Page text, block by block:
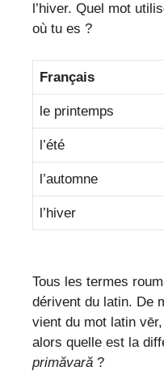
l’hiver. Quel mot
où tu es ?
Français
le printemps
l’été
l’automne
l’hiver
Tous les termes
dérivent du latin. De
vient du mot latin
alors quelle est la
primăvară ?